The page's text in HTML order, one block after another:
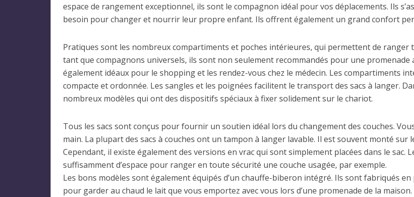
espace de rangement exceptionnel, ils sont le compagnon idéal pour vos déplacements. Ils
besoin pour changer et nourrir leur propre enfant. Ils offrent également un grand confort
Pratiques sont les nombreux compartiments et poches intérieures, qui permettent de ranger
tant que compagnons universels, ils sont non seulement recommandés pour une
également idéaux pour le shopping et les rendez-vous chez le médecin. Les compartiments
compacte et ordonnée. Les sangles et les poignées facilitent le transport des sacs à langer.
nombreux modèles qui ont des dispositifs spéciaux à fixer solidement sur le chariot.
Tous les sacs sont conçus pour fournir un soutien idéal lors du changement des couches.
main. La plupart des sacs à couches ont un tampon à langer lavable. Il est souvent monté
Cependant, il existe également des versions en vrac qui sont simplement placées dans le
suffisamment d’espace pour ranger en toute sécurité une couche usagée, par exemple.
Les bons modèles sont également équipés d’un chauffe-biberon intégré. Ils sont fabriqués
pour garder au chaud le lait que vous emportez avec vous lors d’une promenade de la